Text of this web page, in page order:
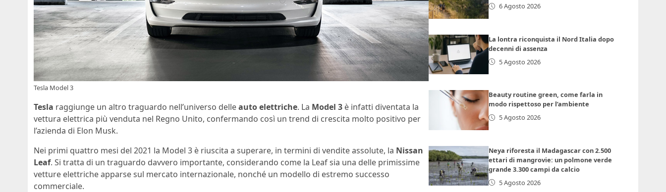
Tesla Model 3
Tesla raggiunge un altro traguardo nell’universo delleauto elettriche. La Model 3 è infatti diventata la
vettura elettrica più venduta nel Regno Unito, confermando così un trend di crescita molto positivo per
l’azienda di Elon Musk.
Nei primi quattro mesi del 2021 la Model 3 è riuscita a superare, in termini di vendite assolute, la Nissan
Leaf. Si tratta di un traguardo davvero importante, considerando come la Leaf sia una delle primissime
vetture elettriche apparse sul mercato internazionale, nonché un modello di estremo successo
commerciale.
6 Agosto 2026
La lontra riconquista il Nord Italia dopo
decenni di assenza
5 Agosto 2026
Beauty routine green, come farla in
modo rispettoso per l’ambiente
5 Agosto 2026
Neya riforesta il Madagascar con 2.500
ettari di mangrovie: un polmone verde
grande 3.300 campi da calcio
5 Agosto 2026